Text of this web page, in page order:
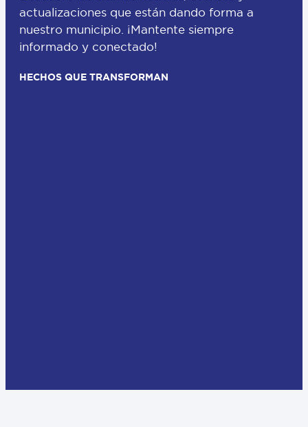
actualizaciones que están dando forma a
nuestro municipio. ¡Mantente siempre
informado y conectado!
HECHOS QUE TRANSFORMAN